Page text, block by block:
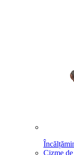
Cizme